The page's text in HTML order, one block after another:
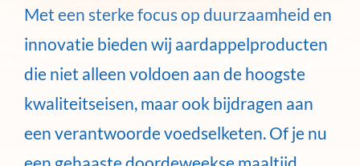
Met een sterke focus op duurzaamheid en
innovatie bieden wij aardappelproducten
die niet alleen voldoen aan de hoogste
kwaliteitseisen, maar ook bijdragen aan
een verantwoorde voedselketen. Of je nu